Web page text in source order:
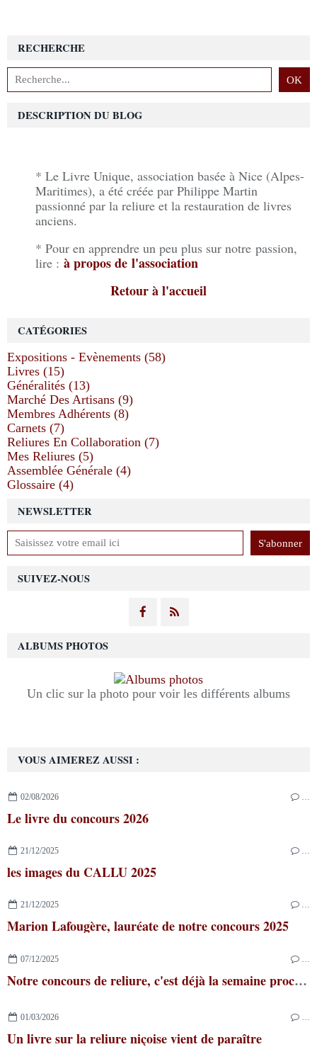
NEWSLETTER
SUIVEZ-NOUS
RECHERCHE
VOUS AIMEREZ AUSSI :
02/08/2026
Le livre du concours 2026
21/12/2025 …
les images du CALLU 2025
21/12/2025 …
Marion Lafougère, lauréate de notre concours 2025
07/12/2025
Notre concours de reliure, c'est déjà la semaine prochaine !
01/03/2026 …
Un livre sur la reliure niçoise vient de paraître
CATÉGORIES
Expositions - Evènements (58)
Livres (15)
Généralités (13)
Marché Des Artisans (9)
Membres Adhérents (8)
Carnets (7)
Reliures En Collaboration (7)
Mes Reliures (5)
Assemblée Générale (4)
Glossaire (4)
DESCRIPTION DU BLOG
* Le Livre Unique, association basée à Nice (Alpes-
Maritimes), a été créée par Philippe Martin
passionné par la reliure et la restauration de livres
anciens.
* Pour en apprendre un peu plus sur notre passion,
lire : à propos de l'association
Retour à l'accueil
ALBUMS PHOTOS
Un clic sur la photo pour voir les différents albums